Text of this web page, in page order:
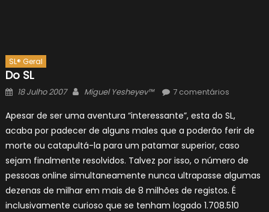
SL® Geral
Do SL
Posted
18 Julho 2007 Author
Miguel Yesheyev™ 7 comentários
Apesar de ser uma aventura “interessante”, esta do SL,
acaba por padecer de alguns males que a poderão ferir de
morte ou catapultá-la para um patamar superior, caso
sejam finalmente resolvidos. Talvez por isso, o número de
pessoas online simultaneamente nunca ultrapasse algumas
dezenas de milhar em mais de 8 milhões de registos. É
inclusivamente curioso que se tenham logado 1.708.510